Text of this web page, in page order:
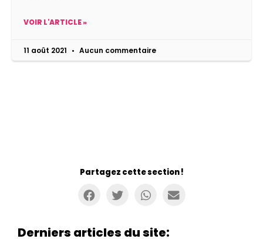
VOIR L'ARTICLE »
11 août 2021 Aucun commentaire
Partagez cette section !
Derniers articles du site: